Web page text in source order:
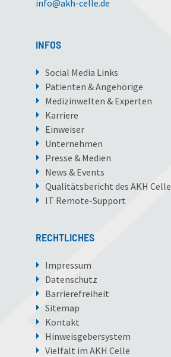
info@akh-celle.de
INFOS
Social Media Links
Patienten & Angehörige
Medizinwelten & Experten
Karriere
Einweiser
Unternehmen
Presse & Medien
News & Events
Qualitätsbericht des AKH Celle
IT Remote-Support
RECHTLICHES
Impressum
Datenschutz
Barrierefreiheit
Sitemap
Kontakt
Hinweisgebersystem
Vielfalt im AKH Celle